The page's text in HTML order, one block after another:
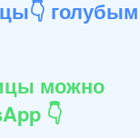
голубым
можно
👇